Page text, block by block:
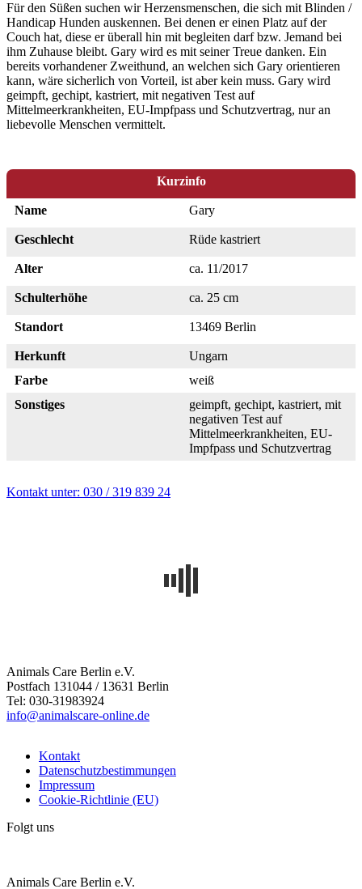
Für den Süßen suchen wir Herzensmenschen, die sich mit Blinden /
Handicap Hunden auskennen. Bei denen er einen Platz auf der
Couch hat, diese er überall hin mit begleiten darf bzw. Jemand bei
ihm Zuhause bleibt. Gary wird es mit seiner Treue danken. Ein
bereits vorhandener Zweithund, an welchen sich Gary orientieren
kann, wäre sicherlich von Vorteil, ist aber kein muss. Gary wird
geimpft, gechipt, kastriert, mit negativen Test auf
Mittelmeerkrankheiten, EU-Impfpass und Schutzvertrag, nur an
liebevolle Menschen vermittelt.
Kurzinfo
Name Gary
Geschlecht Rüde kastriert
Alter ca. 11/2017
Schulterhöhe ca. 25 cm
Standort 13469 Berlin
Herkunft
Ungarn
Farbe
weiß
Sonstiges
geimpft, gechipt, kastriert, mit
negativen Test auf
Mittelmeerkrankheiten, EU-
Impfpass und Schutzvertrag
Kontakt unter: 030 / 319 839 24
Animals Care Berlin e.V.
Postfach 131044 / 13631 Berlin
Tel: 030-31983924
info@animalscare-online.de
Kontakt
Datenschutzbestimmungen
Impressum
Cookie-Richtlinie (EU)
Folgt uns
Animals Care Berlin e.V.